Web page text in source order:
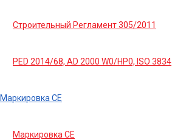
Строительный Регламент 305/2011
PED 2014/68, AD 2000 W0/HP0, ISO 3834
Маркировка СЕ
Маркировка СЕ